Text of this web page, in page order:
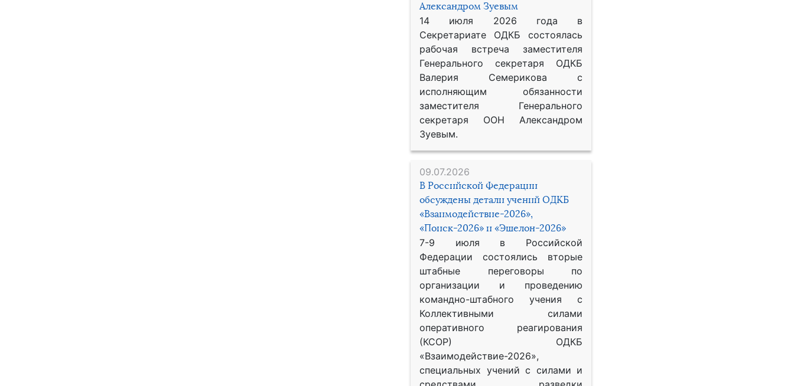
Александром Зуевым
14 июля 2026 года в
Секретариате ОДКБ состоялась
рабочая встреча заместителя
Генерального секретаря ОДКБ
Валерия Семерикова с
исполняющим обязанности
заместителя Генерального
секретаря ООН Александром
Зуевым.
09.07.2026
В Российской Федерации
обсуждены детали учений ОДКБ
«Взаимодействие-2026»,
«Поиск-2026» и «Эшелон-2026»
7-9 июля в Российской
Федерации состоялись вторые
штабные переговоры по
организации и проведению
командно-штабного учения с
Коллективными силами
оперативного реагирования
(КСОР) ОДКБ
«Взаимодействие-2026»,
специальных учений с силами и